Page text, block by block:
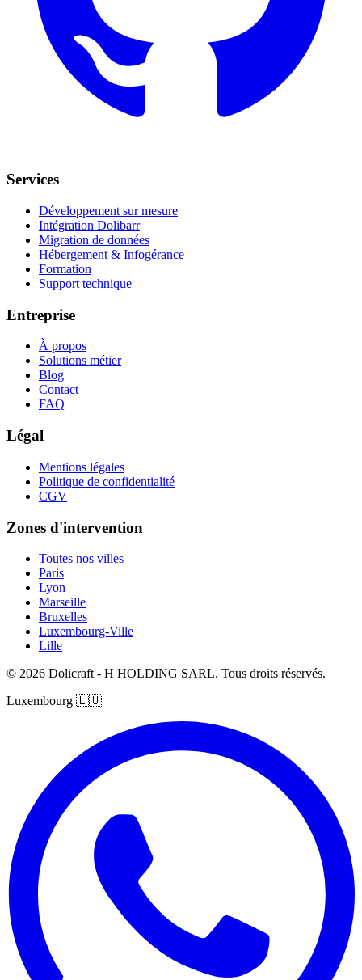
Services
Développement sur mesure
Intégration Dolibarr
Migration de données
Hébergement & Infogérance
Formation
Support technique
Entreprise
À propos
Solutions métier
Blog
Contact
FAQ
Légal
Mentions légales
Politique de confidentialité
CGV
Zones d'intervention
Toutes nos villes
Paris
Lyon
Marseille
Bruxelles
Luxembourg-Ville
Lille
© 2026 Dolicraft - H HOLDING SARL. Tous droits réservés.
Luxembourg 🇱🇺